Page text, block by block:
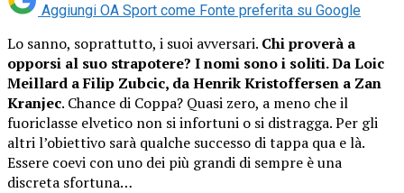
Aggiungi OA Sport come Fonte preferita su Google
Lo sanno, soprattutto, i suoi avversari. Chi proverà a
opporsi al suo strapotere? I nomi sono i soliti. Da Loic
Meillard a Filip Zubcic, da Henrik Kristoffersen a Zan
Kranjec. Chance di Coppa? Quasi zero, a meno che il
fuoriclasse elvetico non si infortuni o si distragga. Per gli
altri l’obiettivo sarà qualche successo di tappa qua e là.
Essere coevi con uno dei più grandi di sempre è una
discreta sfortuna…